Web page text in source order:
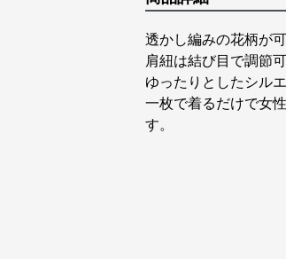
透かし編みの花柄が
肩紐は結び目で調節
ゆったりとしたシル
一枚で着るだけで女
す。